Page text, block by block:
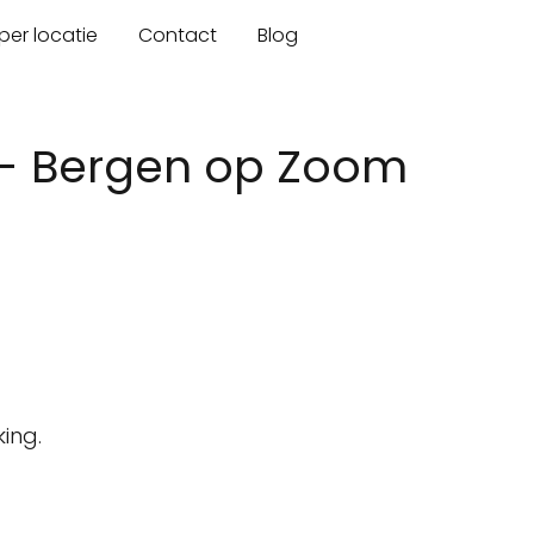
locatie Contact Blog
Bergen op Zoom